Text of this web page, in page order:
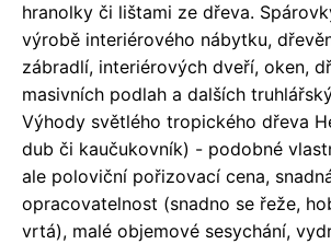
hranolky či lištami ze dřeva.
výrobě interiérového nábytku,
zábradlí, interiérových dveří, oken,
masivních podlah a dalších
Výhody světlého tropického dřeva
dub či kaučukovník) - podobné
ale poloviční pořizovací cena,
opracovatelnost (snadno se řeže,
vrtá), malé objemové sesychání,